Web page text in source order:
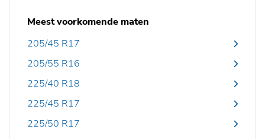
Meest voorkomende maten
205/45 R17
205/55 R16
225/40 R18
225/45 R17
225/50 R17